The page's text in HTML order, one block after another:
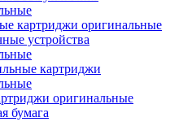
картриджи оригинальные
устройства
картриджи
оригинальные
бумага